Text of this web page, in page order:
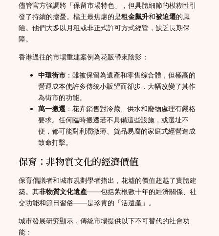
儘管官方強調將「保留市場特色」，但具體細節的模糊性引
發了持續的擔憂。檔主最焦慮的是租金飆升和被迫遷的風
險。他們大多以月租或非正式許可方式經營，缺乏長期保
障。
香港過往的市場重建案例為花販帶來陰影：
中環街市 ：雖被保留為遺產和零售綜合體，但極高的
營運成本使許多傳統小販望而卻步，大幅改變了其作
為街市的功能。
萬一搬遷 ：花卉銷售對冷藏、供水和廢物處理有嚴格
要求。任何臨時搬遷若不具備這些設施，或選址不
便，都可能對利潤微薄、貨品易腐的家庭式經營造成
致命打擊。
保育：非物質文化的經濟價值
保育倡議者和城市規劃學者指出，花墟的價值超越了實體建
築。其非物質文化遺產——包括紮根數十年的經濟關係、社
交功能和節日習俗——是珍貴的「活遺產」。
城市發展研究顯示，傳統市場提供以下不可替代的社會功
能：